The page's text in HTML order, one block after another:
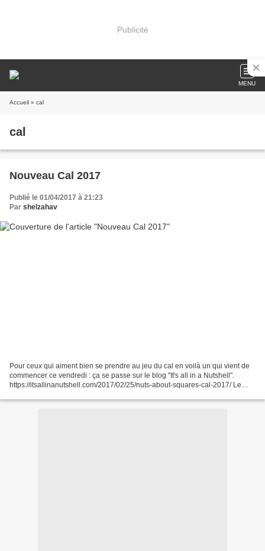
Publicité
MENU
Accueil » cal
cal
Nouveau Cal 2017
Publié le 01/04/2017 à 21:23
Par shelzahav
Pour ceux qui aiment bien se prendre au jeu du cal en voilà un qui vient de
commencer ce vendredi : ça se passe sur le blog "It's all in a Nutshell".
https://itsallinanutshell.com/2017/02/25/nuts-about-squares-cal-2017/ Le